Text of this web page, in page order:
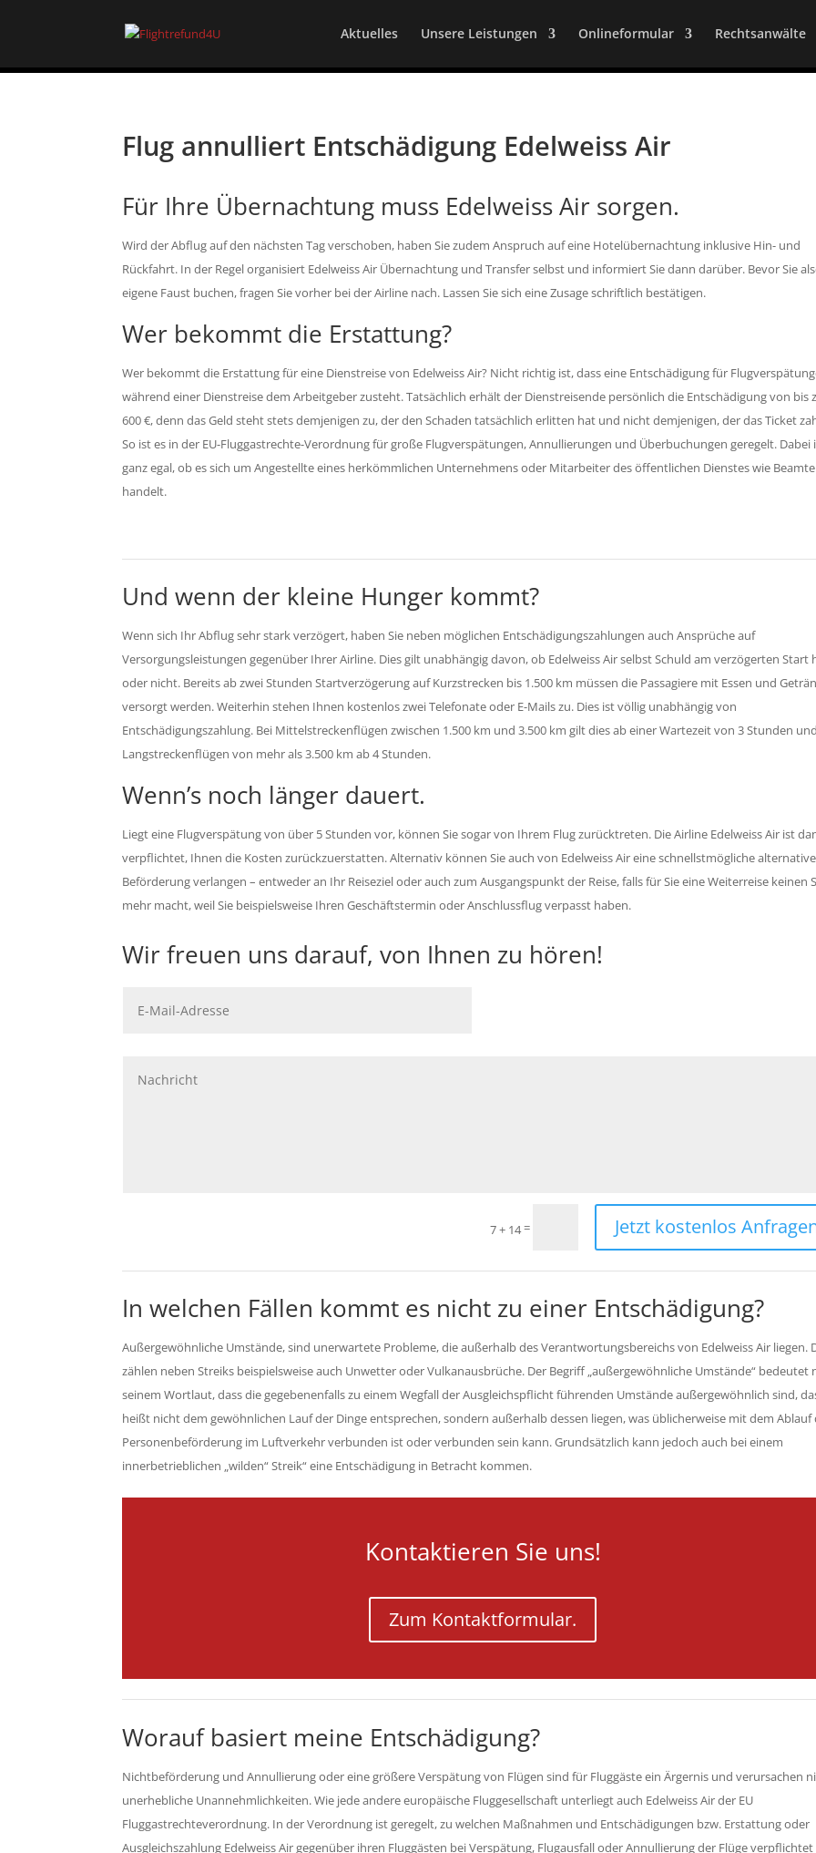
Aktuelles Unsere Leistungen Onlineformular Rechtsanwälte
Flug annulliert Entschädigung Edelweiss Air
Für Ihre Übernachtung muss Edelweiss Air sorgen.
Wird der Abflug auf den nächsten Tag verschoben, haben Sie zudem Anspruch auf eine Hotelübernachtung inklusive Hin- und
Rückfahrt. In der Regel organisiert Edelweiss Air Übernachtung und Transfer selbst und informiert Sie dann darüber. Bevor Sie
eigene Faust buchen, fragen Sie vorher bei der Airline nach. Lassen Sie sich eine Zusage schriftlich bestätigen.
Wer bekommt die Erstattung?
Wer bekommt die Erstattung für eine Dienstreise von Edelweiss Air? Nicht richtig ist, dass eine Entschädigung für
während einer Dienstreise dem Arbeitgeber zusteht. Tatsächlich erhält der Dienstreisende persönlich die Entschädigung von bis
600 €, denn das Geld steht stets demjenigen zu, der den Schaden tatsächlich erlitten hat und nicht demjenigen, der das Ticket
So ist es in der EU-Fluggastrechte-Verordnung für große Flugverspätungen, Annullierungen und Überbuchungen geregelt. Dabei
ganz egal, ob es sich um Angestellte eines herkömmlichen Unternehmens oder Mitarbeiter des öffentlichen Dienstes wie Beamte
handelt.
Und wenn der kleine Hunger kommt?
Wenn sich Ihr Abflug sehr stark verzögert, haben Sie neben möglichen Entschädigungszahlungen auch Ansprüche auf
Versorgungsleistungen gegenüber Ihrer Airline. Dies gilt unabhängig davon, ob Edelweiss Air selbst Schuld am verzögerten Start
oder nicht. Bereits ab zwei Stunden Startverzögerung auf Kurzstrecken bis 1.500 km müssen die Passagiere mit Essen und
versorgt werden. Weiterhin stehen Ihnen kostenlos zwei Telefonate oder E-Mails zu. Dies ist völlig unabhängig von
Entschädigungszahlung. Bei Mittelstreckenflügen zwischen 1.500 km und 3.500 km gilt dies ab einer Wartezeit von 3 Stunden
Langstreckenflügen von mehr als 3.500 km ab 4 Stunden.
Wenn’s noch länger dauert.
Liegt eine Flugverspätung von über 5 Stunden vor, können Sie sogar von Ihrem Flug zurücktreten. Die Airline Edelweiss Air ist
verpflichtet, Ihnen die Kosten zurückzuerstatten. Alternativ können Sie auch von Edelweiss Air eine schnellstmögliche alternative
Beförderung verlangen – entweder an Ihr Reiseziel oder auch zum Ausgangspunkt der Reise, falls für Sie eine Weiterreise keinen
mehr macht, weil Sie beispielsweise Ihren Geschäftstermin oder Anschlussflug verpasst haben.
Wir freuen uns darauf, von Ihnen zu hören!
7 + 14= Jetzt kostenlos
In welchen Fällen kommt es nicht zu einer Entschädigung?
Außergewöhnliche Umstände, sind unerwartete Probleme, die außerhalb des Verantwortungsbereichs von Edelweiss Air liegen.
zählen neben Streiks beispielsweise auch Unwetter oder Vulkanausbrüche. Der Begriff „außergewöhnliche Umstände“ bedeutet
seinem Wortlaut, dass die gegebenenfalls zu einem Wegfall der Ausgleichspflicht führenden Umstände außergewöhnlich sind,
heißt nicht dem gewöhnlichen Lauf der Dinge entsprechen, sondern außerhalb dessen liegen, was üblicherweise mit dem Ablauf
Personenbeförderung im Luftverkehr verbunden ist oder verbunden sein kann. Grundsätzlich kann jedoch auch bei einem
innerbetrieblichen „wilden“ Streik“ eine Entschädigung in Betracht kommen.
Kontaktieren Sie uns!
Zum Kontaktformular.
Worauf basiert meine Entschädigung?
Nichtbeförderung und Annullierung oder eine größere Verspätung von Flügen sind für Fluggäste ein Ärgernis und verursachen
unerhebliche Unannehmlichkeiten. Wie jede andere europäische Fluggesellschaft unterliegt auch Edelweiss Air der EU
Fluggastrechteverordnung. In der Verordnung ist geregelt, zu welchen Maßnahmen und Entschädigungen bzw. Erstattung oder
Ausgleichszahlung Edelweiss Air gegenüber ihren Fluggästen bei Verspätung, Flugausfall oder Annullierung der Flüge verpflichtet